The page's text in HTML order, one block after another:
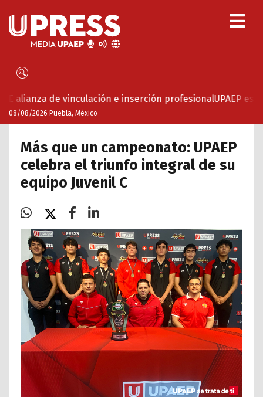
e inserción profesionalUPAEP estrena ‘Volar’,
08/08/2026 Puebla, México
Más que un campeonato: UPAEP
celebra el triunfo integral de su
equipo Juvenil C